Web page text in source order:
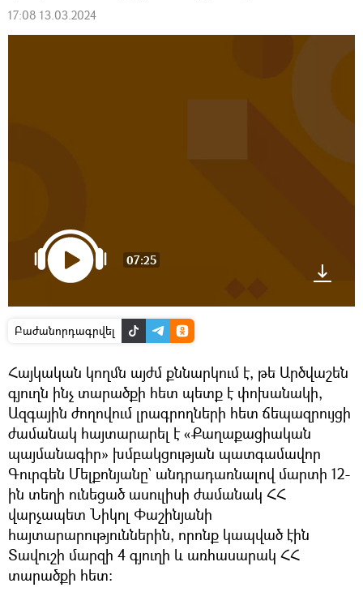
17:08 13.03.2024
07:25
Բաժանորդագրվել
Հայկական կողմն այժմ քննարկում է, թե Արծվաշեն
գյուղն ինչ տարածքի հետ պետք է փոխանակի,
Ազգային ժողովում լրագրողների հետ ճեպազրույցի
ժամանակ հայտարարել է «Քաղաքացիական
պայմանագիր» խմբակցության պատգամավոր
Գուրգեն Մելքոնյանը` անդրադառնալով մարտի 12-
ին տեղի ունեցած ասուլիսի ժամանակ ՀՀ
վարչապետ Նիկոլ Փաշինյանի
հայտարարություններին, որոնք կապված էին
Տավուշի մարզի 4 գյուղի և առհասարակ ՀՀ
տարածքի հետ։